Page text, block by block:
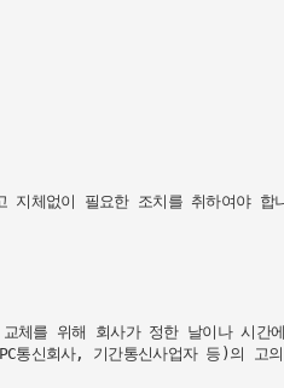
지체없이 필요한 조치를 취하여야 합
위해 회사가 정한 날이나 시간
신회사, 기간통신사업자 등)의 고